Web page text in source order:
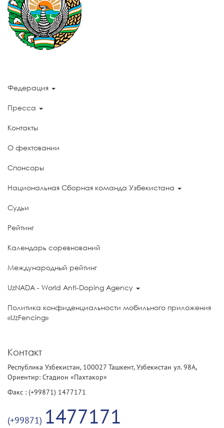
Федерация
Пресса
Контакты
О фехтовании
Спонсоры
Национальная Сборная команда Узбекистана
Судьи
Рейтинг
Календарь соревнований
Международный рейтинг
UzNADA - World Anti-Doping Agency
Политика конфиденциальности мобильного приложения
«UzFencing»
Контакт
Республика Узбекистан, 100027 Ташкент, Узбекистан ул. 98А,
Ориентир: Стадион «Пахтакор»
Факс : (+99871) 1477171
(+99871) 1477171